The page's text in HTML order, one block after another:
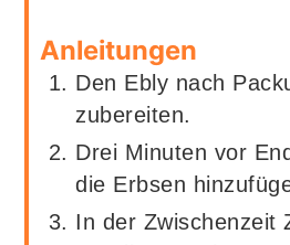
Anleitungen
Den Ebly nach
zubereiten.
Drei Minuten vor
die Erbsen
In der Zwischenzeit